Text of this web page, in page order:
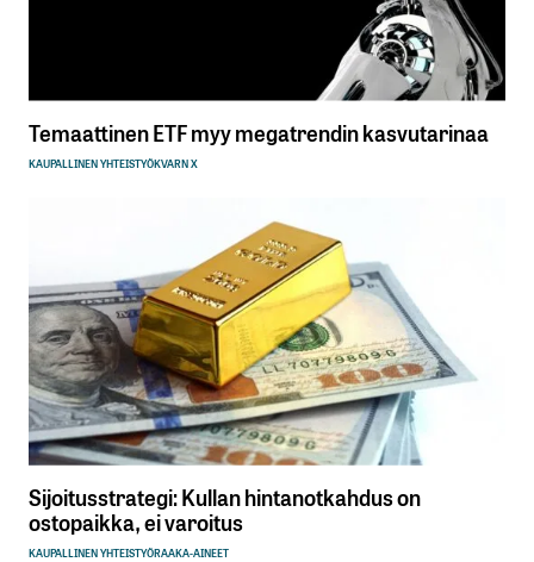
Temaattinen ETF myy megatrendin kasvutarinaa
KAUPALLINEN YHTEISTYÖKVARN X
Sijoitusstrategi: Kullan hintanotkahdus on
ostopaikka, ei varoitus
KAUPALLINEN YHTEISTYÖRAAKA-AINEET